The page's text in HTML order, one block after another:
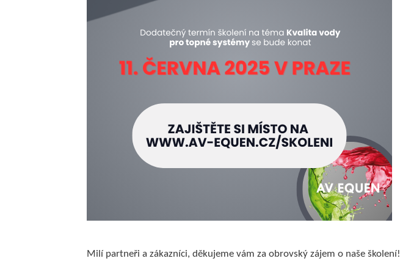
Milí partneři a zákazníci, děkujeme vám za obrovský zájem o naše školení!